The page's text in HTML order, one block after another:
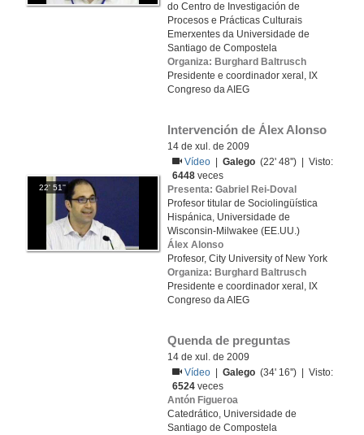
do Centro de Investigación de
Procesos e Prácticas Culturais
Emerxentes da Universidade de
Santiago de Compostela
Organiza: Burghard Baltrusch
Presidente e coordinador xeral, IX
Congreso da AIEG
22' 51''
Intervención de Álex Alonso
14 de xul. de 2009
Vídeo
|Galego (22' 48'') | Visto:
6448 veces
Presenta: Gabriel Rei-Doval
Profesor titular de Sociolingüística
Hispánica, Universidade de
Wisconsin-Milwakee (EE.UU.)
Álex Alonso
Profesor, City University of New York
Organiza: Burghard Baltrusch
Presidente e coordinador xeral, IX
Congreso da AIEG
Quenda de preguntas
14 de xul. de 2009
Vídeo
|Galego (34' 16'') | Visto:
6524 veces
Antón Figueroa
Catedrático, Universidade de
Santiago de Compostela